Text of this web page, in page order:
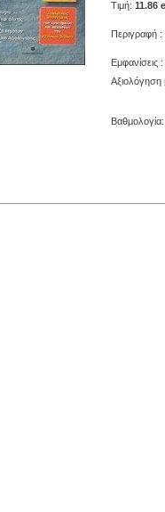
Τιμή: 11.86
Περιγραφή
Εμφανίσεις
Αξιολόγηση